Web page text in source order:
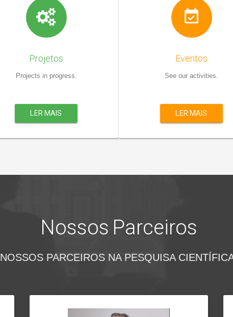
Projetos
Projects in progress.
LER MAIS
Eventos
See our activities.
LER MAIS
Nossos Parceiros
NOSSOS PARCEIROS NA PESQUISA